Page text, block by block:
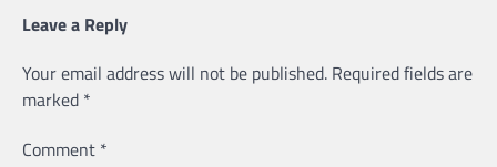
Leave a Reply
Your email address will not be published. Required fields are
marked *
Comment *